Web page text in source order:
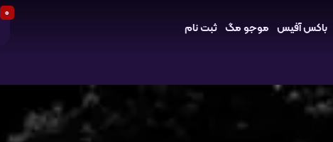
باکس آفیس موجو مگ ثبت نام
0